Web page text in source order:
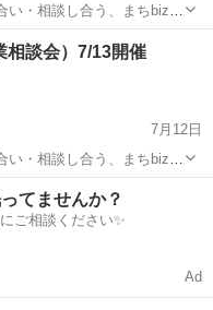
い・相談し合う、まちbiz会
て相談・仲間作りができま
ークショップ
相談会）7/13開催
7月12日
い・相談し合う、まちbiz会
まちなかbizあおばプラス」
2026/7/13(月)10:00-1...
ークショップ
てませんか？
ご相談ください✨
Ad